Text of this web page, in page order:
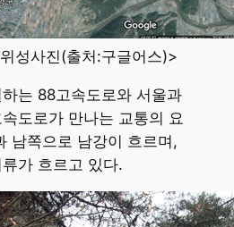
성사진(출처:구글어스)>
는 88고속도로와 서울과
도로가 만나는 교통의 요
남쪽으로 남강이 흐르며,
가 흐르고 있다.